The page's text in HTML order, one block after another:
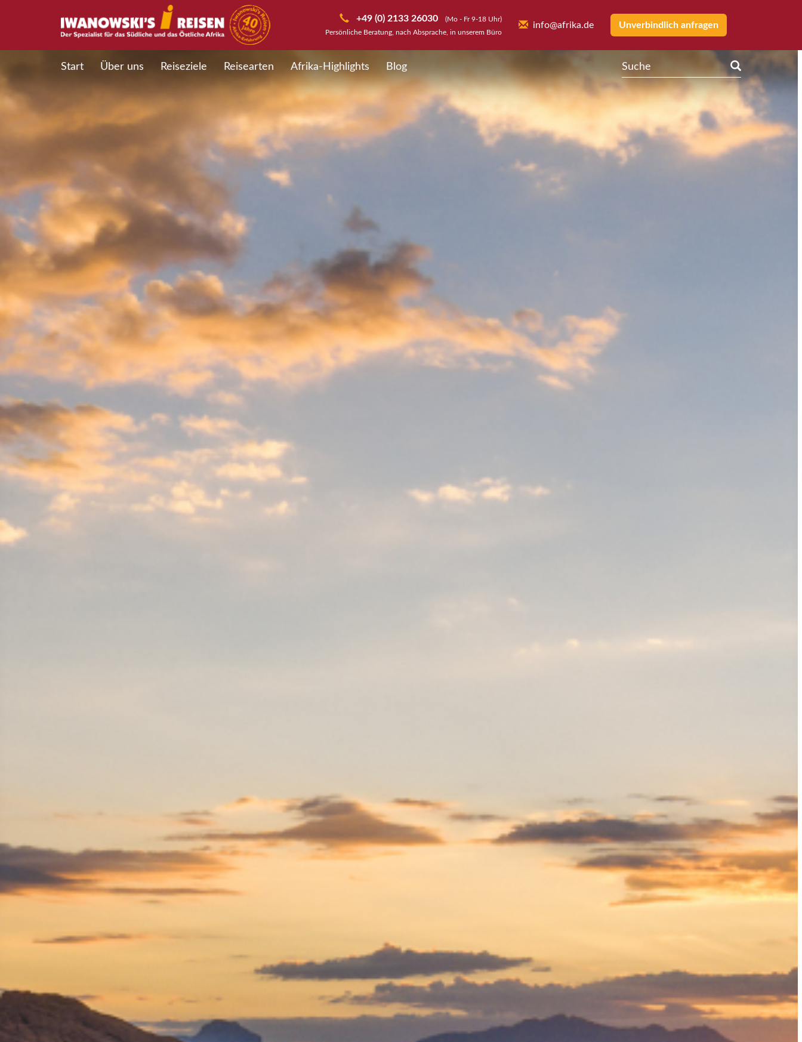
+49 (0) 2133 26030
(Mo - Fr 9-18 Uhr)
Persönliche Beratung, nach Absprache, in unserem Büro
info@afrika.de Unverbindlich anfragen
Start Über uns Reiseziele Reisearten Afrika-Highlights Blog